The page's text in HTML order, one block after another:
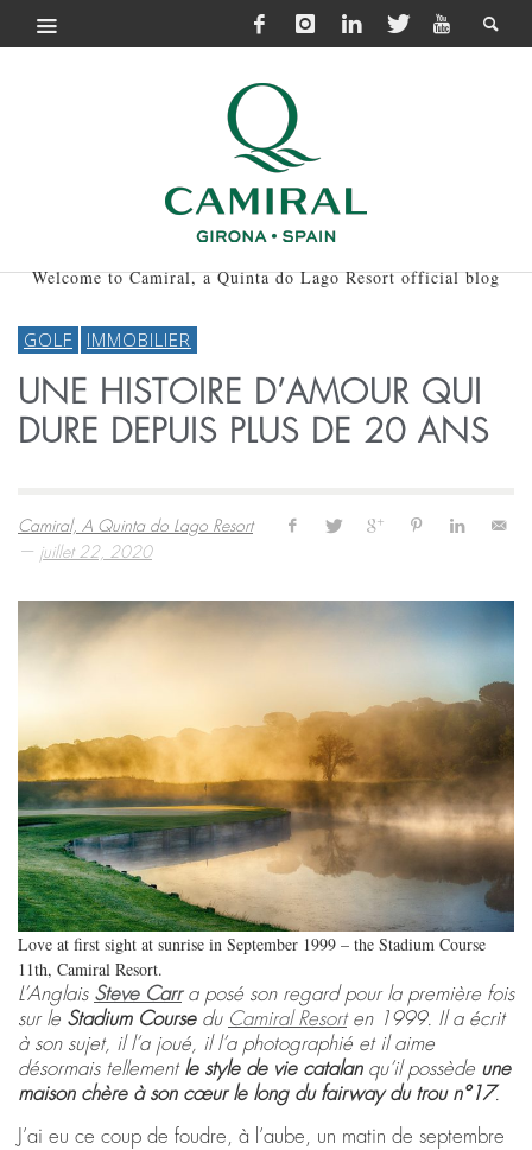
Welcome to Camiral, a Quinta do Lago Resort official blog
GOLF IMMOBILIER
UNE HISTOIRE D’AMOUR QUI
DURE DEPUIS PLUS DE 20 ANS
Camiral, A Quinta do Lago Resort
— juillet 22, 2020
Love at first sight at sunrise in September 1999 – the Stadium Course
11th, Camiral Resort.
L’Anglais Steve Carra posé son regard pour la première fois
sur le Stadium Coursedu Camiral Resorten 1999. Il a écrit
à son sujet, il l’a joué, il l’a photographié et il aime
désormais tellement le style de vie catalanqu’il possède une
maison chère à son cœur le long du fairway du trou n°17.
J’ai eu ce coup de foudre, à l’aube, un matin de septembre